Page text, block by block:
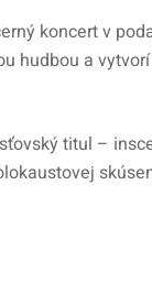
koncert v
hudbou a
titul –